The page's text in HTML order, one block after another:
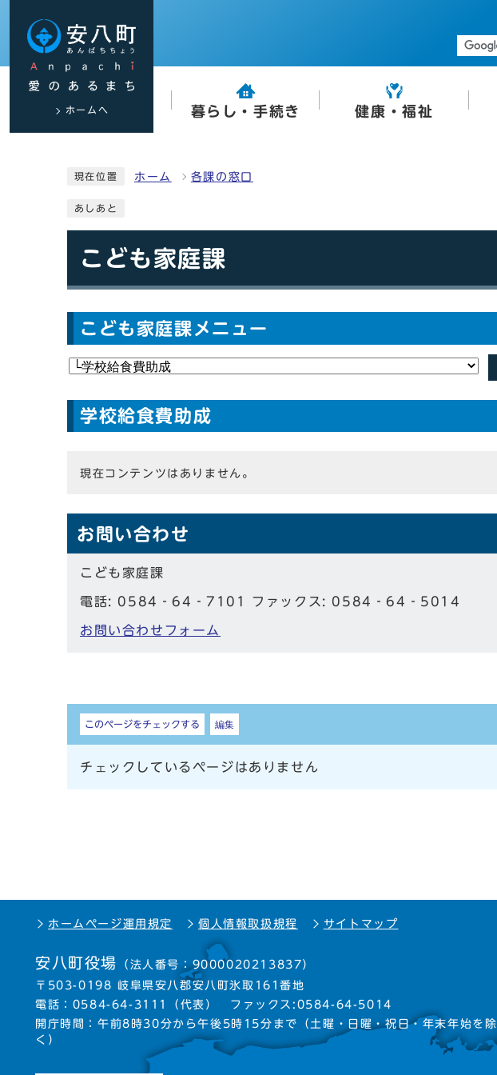
ホームへ 暮らし・手続き 健康・福祉
現在位置 ホーム 各課の窓口
あしあと
こども家庭課
こども家庭課メニュー
学校給食費助成
現在コンテンツはありません。
お問い合わせ
こども家庭課
電話: 0584‐64‐7101 ファックス: 0584‐64‐5014
お問い合わせフォーム
しおり
このページをチェックする 編集
チェックしているページはありません
ホームページ運用規定 個人情報取扱規程 サイトマップ
安八町役場 （法人番号：9000020213837）
〒503-0198 岐阜県安八郡安八町氷取161番地
電話： 0584-64-3111 （代表） ファックス:0584-64-5014
開庁時間：午前8時30分から午後5時15分まで
（土曜・日曜・祝日・年末年始を除
く）